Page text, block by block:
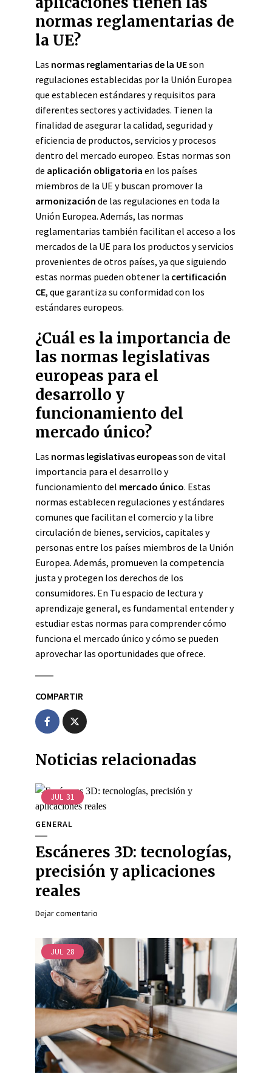
normas reglamentarias de
la UE?
Las normas reglamentarias de la UEson
regulaciones establecidas por la Unión Europea
que establecen estándares y requisitos para
diferentes sectores y actividades. Tienen la
finalidad de asegurar la calidad, seguridad y
eficiencia de productos, servicios y procesos
dentro del mercado europeo. Estas normas son
de aplicación obligatoria en los países
miembros de la UE y buscan promover la
armonización de las regulaciones en toda la
Unión Europea. Además, las normas
reglamentarias también facilitan el acceso a los
mercados de la UE para los productos y servicios
provenientes de otros países, ya que siguiendo
estas normas pueden obtener la certificación
CE, que garantiza su conformidad con los
estándares europeos.
¿Cuál es la importancia de
las normas legislativas
europeas para el
desarrollo y
funcionamiento del
mercado único?
Las normas legislativas europeasson de vital
importancia para el desarrollo y
funcionamiento del mercado único. Estas
normas establecen regulaciones y estándares
comunes que facilitan el comercio y la libre
circulación de bienes, servicios, capitales y
personas entre los países miembros de la Unión
Europea. Además, promueven la competencia
justa y protegen los derechos de los
consumidores. En Tu espacio de lectura y
aprendizaje general, es fundamental entender y
estudiar estas normas para comprender cómo
funciona el mercado único y cómo se pueden
aprovechar las oportunidades que ofrece.
COMPARTIR
Noticias relacionadas
JUL 31
GENERAL
Escáneres 3D: tecnologías,
precisión y aplicaciones
reales
Dejar comentario
JUL 28